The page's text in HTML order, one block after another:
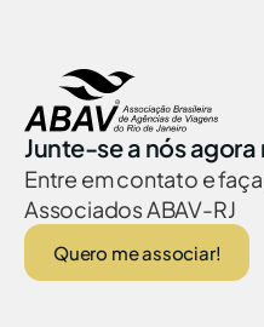
Junte-se a nós agora
Entre em contato e
Associados ABAV-RJ
Quero me associar!